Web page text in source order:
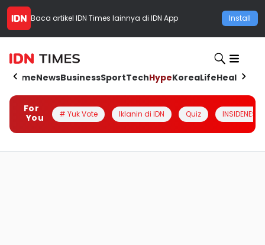
Baca artikel IDN Times lainnya di IDN App Install
HomeNewsBusinessSportTechHypeKoreaLifeHealth
For
You
# Yuk Vote Iklanin di IDN Quiz INSIDENESIA